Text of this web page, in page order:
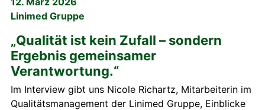
Linimed Gruppe
„Qualität ist kein Zufall – sondern
Ergebnis gemeinsamer
Verantwortung.“
Im Interview gibt uns Nicole Richartz, Mitarbeiterin im
Qualitätsmanagement der Linimed Gruppe, Einblicke